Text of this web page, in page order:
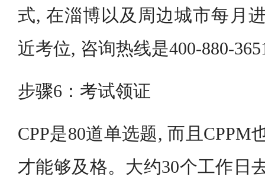
式, 在淄博以及周边城市每月
近考位, 咨询热线是400-880-
步骤6：考试领证
CPP是80道单选题, 而且CPPM
才能够及格。大约30个工作日